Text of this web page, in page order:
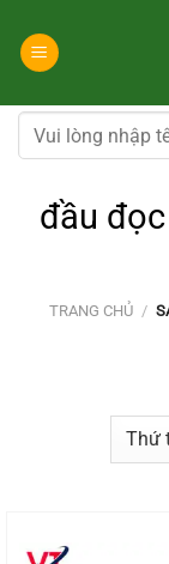
đến
dung
Tìm
kiếm:
đầu
TRANG CHỦ /